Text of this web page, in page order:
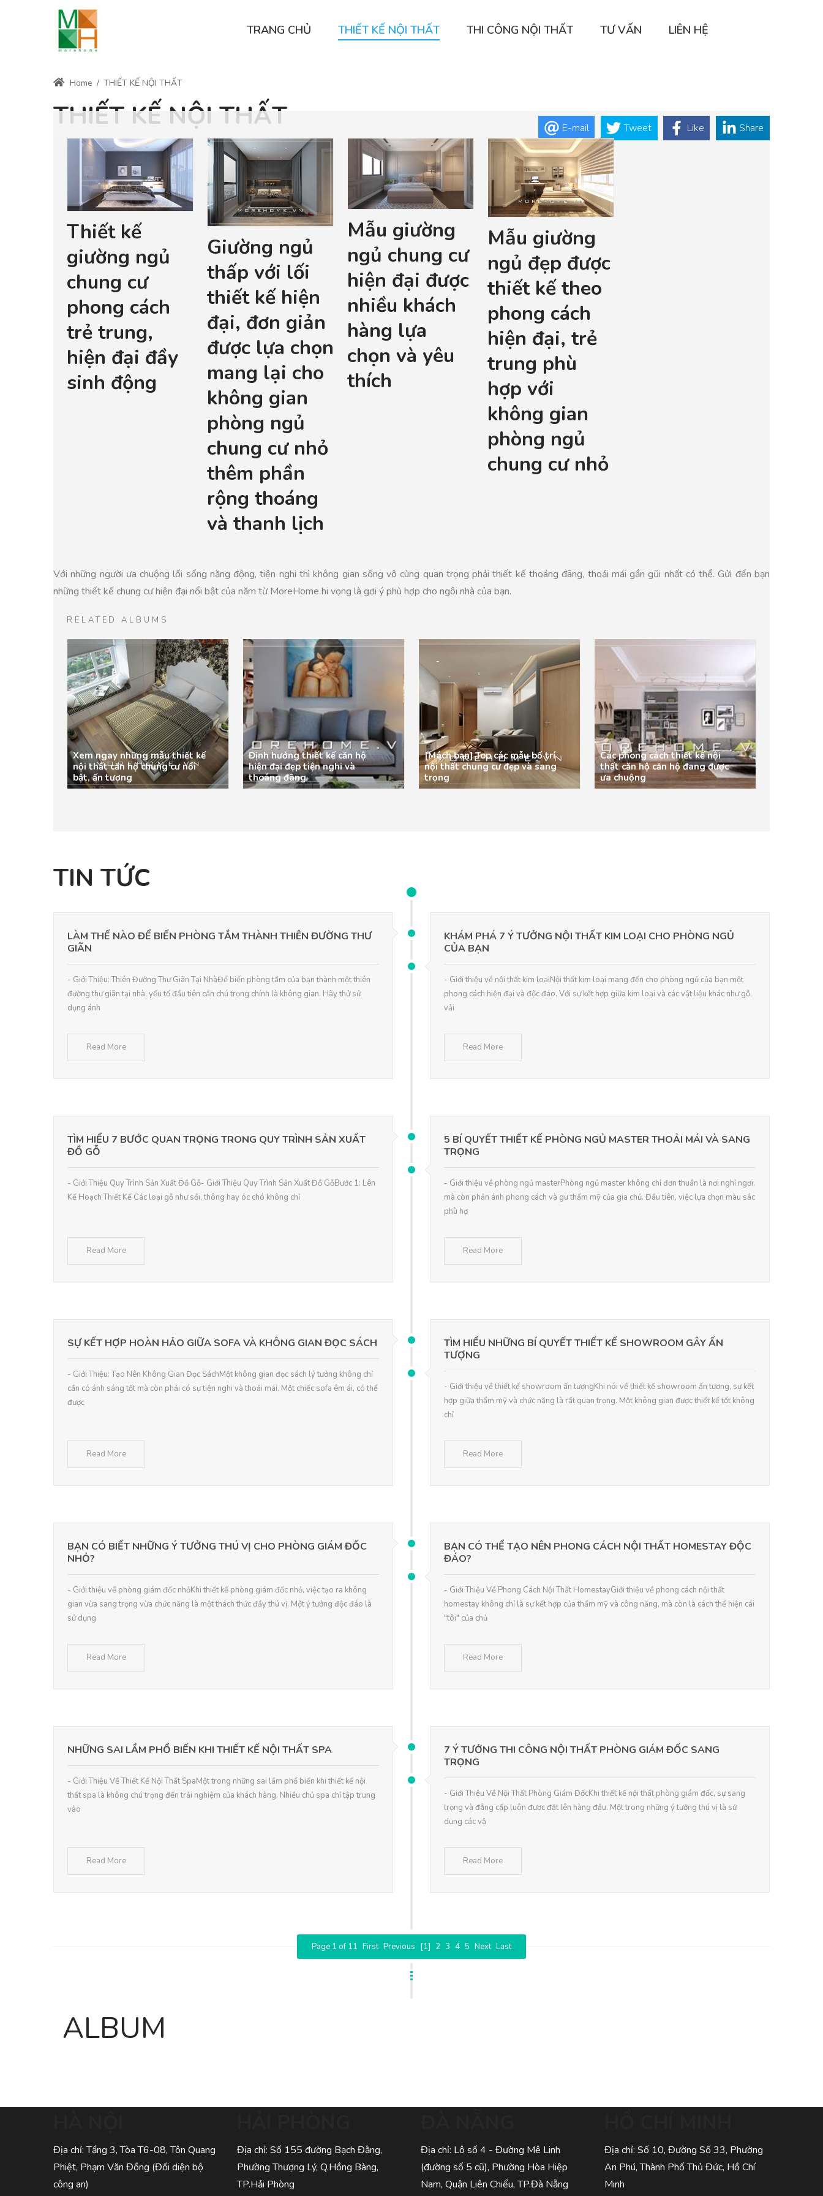
TRANG CHỦ THIẾT KẾ NỘI THẤT THI CÔNG NỘI THẤT TƯ VẤN LIÊN HỆ
Home / THIẾT KẾ NỘI THẤT
THIẾT KẾ NỘI THẤT E-mail Tweet Like Share
Thiết kế
giường ngủ
chung cư
phong cách
trẻ trung,
hiện đại đầy
sinh động
Giường ngủ
thấp với lối
thiết kế hiện
đại, đơn giản
được lựa chọn
mang lại cho
không gian
phòng ngủ
chung cư nhỏ
thêm phần
rộng thoáng
và thanh lịch
Mẫu giường
ngủ chung cư
hiện đại được
nhiều khách
hàng lựa
chọn và yêu
thích
Mẫu giường
ngủ đẹp được
thiết kế theo
phong cách
hiện đại, trẻ
trung phù
hợp với
không gian
phòng ngủ
chung cư nhỏ
Với những người ưa chuộng lối sống năng động, tiện nghi thì không gian sống vô cùng quan trọng phải thiết kế thoáng đãng, thoải mái gần gũi nhất có thể. Gửi đến bạn
những thiết kế chung cư hiện đại nổi bật của năm từ MoreHome hi vọng là gợi ý phù hợp cho ngôi nhà của bạn.
RELATED ALBUMS
Xem ngay những mẫu thiết kế
nội thất căn hộ chung cư nổi
bật, ấn tượng
Định hướng thiết kế căn hộ
hiện đại đẹp tiện nghi và
thoáng đãng
[Mách bạn] Top các mẫu bố trí
nội thất chung cư đẹp và sang
trọng
Các phong cách thiết kế nội
thất căn hộ căn hộ đang được
ưa chuộng
TIN TỨC
LÀM THẾ NÀO ĐỂ BIẾN PHÒNG TẮM THÀNH THIÊN ĐƯỜNG THƯ
GIÃN
- Giới Thiệu: Thiên Đường Thư Giãn Tại NhàĐể biến phòng tắm của bạn thành một thiên
đường thư giãn tại nhà, yếu tố đầu tiên cần chú trọng chính là không gian. Hãy thử sử
dụng ánh
Read More
KHÁM PHÁ 7 Ý TƯỞNG NỘI THẤT KIM LOẠI CHO PHÒNG NGỦ
CỦA BẠN
- Giới thiệu về nội thất kim loạiNội thất kim loại mang đến cho phòng ngủ của bạn một
phong cách hiện đại và độc đáo. Với sự kết hợp giữa kim loại và các vật liệu khác như gỗ,
vải
Read More
TÌM HIỂU 7 BƯỚC QUAN TRỌNG TRONG QUY TRÌNH SẢN XUẤT
ĐỒ GỖ
- Giới Thiệu Quy Trình Sản Xuất Đồ Gỗ- Giới Thiệu Quy Trình Sản Xuất Đồ GỗBước 1: Lên
Kế Hoạch Thiết Kế Các loại gỗ như sồi, thông hay óc chó không chỉ
Read More
5 BÍ QUYẾT THIẾT KẾ PHÒNG NGỦ MASTER THOẢI MÁI VÀ SANG
TRỌNG
- Giới thiệu về phòng ngủ masterPhòng ngủ master không chỉ đơn thuần là nơi nghỉ ngơi,
mà còn phản ánh phong cách và gu thẩm mỹ của gia chủ. Đầu tiên, việc lựa chọn màu sắc
phù hợ
Read More
SỰ KẾT HỢP HOÀN HẢO GIỮA SOFA VÀ KHÔNG GIAN ĐỌC SÁCH
- Giới Thiệu: Tạo Nên Không Gian Đọc SáchMột không gian đọc sách lý tưởng không chỉ
cần có ánh sáng tốt mà còn phải có sự tiện nghi và thoải mái. Một chiếc sofa êm ái, có thể
được
Read More
TÌM HIỂU NHỮNG BÍ QUYẾT THIẾT KẾ SHOWROOM GÂY ẤN
TƯỢNG
- Giới thiệu về thiết kế showroom ấn tượngKhi nói về thiết kế showroom ấn tượng, sự kết
hợp giữa thẩm mỹ và chức năng là rất quan trọng. Một không gian được thiết kế tốt không
chỉ
Read More
BẠN CÓ BIẾT NHỮNG Ý TƯỞNG THÚ VỊ CHO PHÒNG GIÁM ĐỐC
NHỎ?
- Giới thiệu về phòng giám đốc nhỏKhi thiết kế phòng giám đốc nhỏ, việc tạo ra không
gian vừa sang trọng vừa chức năng là một thách thức đầy thú vị. Một ý tưởng độc đáo là
sử dụng
Read More
BẠN CÓ THỂ TẠO NÊN PHONG CÁCH NỘI THẤT HOMESTAY ĐỘC
ĐÁO?
- Giới Thiệu Về Phong Cách Nội Thất HomestayGiới thiệu về phong cách nội thất
homestay không chỉ là sự kết hợp của thẩm mỹ và công năng, mà còn là cách thể hiện cái
"tôi" của chủ
Read More
NHỮNG SAI LẦM PHỔ BIẾN KHI THIẾT KẾ NỘI THẤT SPA
- Giới Thiệu Về Thiết Kế Nội Thất SpaMột trong những sai lầm phổ biến khi thiết kế nội
thất spa là không chú trọng đến trải nghiệm của khách hàng. Nhiều chủ spa chỉ tập trung
vào
Read More
7 Ý TƯỞNG THI CÔNG NỘI THẤT PHÒNG GIÁM ĐỐC SANG
TRỌNG
- Giới Thiệu Về Nội Thất Phòng Giám ĐốcKhi thiết kế nội thất phòng giám đốc, sự sang
trọng và đẳng cấp luôn được đặt lên hàng đầu. Một trong những ý tưởng thú vị là sử
dụng các vậ
Read More
Page 1 of 11 First Previous [1] 2 3 4 5 Next Last
ALBUM
Địa chỉ: Tầng 3, Tòa T6-08, Tôn Quang
Phiệt, Phạm Văn Đồng (Đối diện bộ
công an)
Địa chỉ: Số 155 đường Bạch Đằng,
Phường Thượng Lý, Q.Hồng Bàng,
TP.Hải Phòng
Địa chỉ: Lô số 4 - Đường Mê Linh
(đường số 5 cũ), Phường Hòa Hiệp
Nam, Quận Liên Chiểu, TP.Đà Nẵng
Địa chỉ: Số 10, Đường Số 33, Phường
An Phú, Thành Phố Thủ Đức, Hồ Chí
Minh